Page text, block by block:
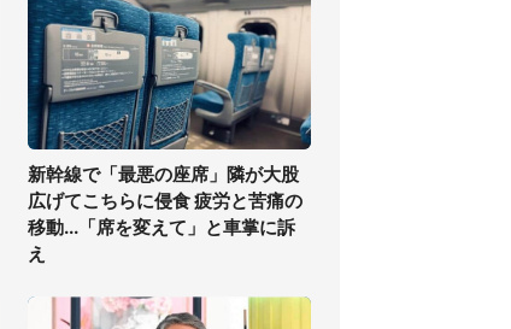
新幹線で「最悪の座席」隣が大股
広げてこちらに侵食 疲労と苦痛の
移動...「席を変えて」と車掌に訴
え